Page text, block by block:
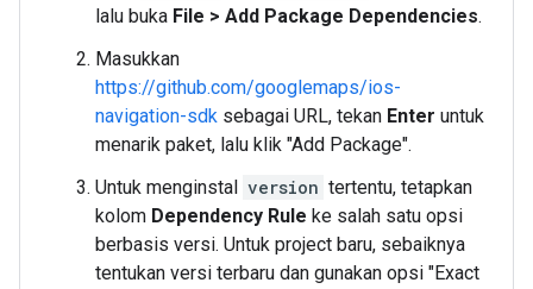
lalu buka File > Add Package Dependencies.
Masukkan
https://github.com/googlemaps/ios-
navigation-sdk sebagai URL, tekan Enter untuk
menarik paket, lalu klik "Add Package".
Untuk menginstal version tertentu, tetapkan
kolom Dependency Rule ke salah satu opsi
berbasis versi. Untuk project baru, sebaiknya
tentukan versi terbaru dan gunakan opsi "Exact